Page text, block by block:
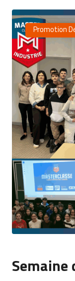
Promotion
Semaine